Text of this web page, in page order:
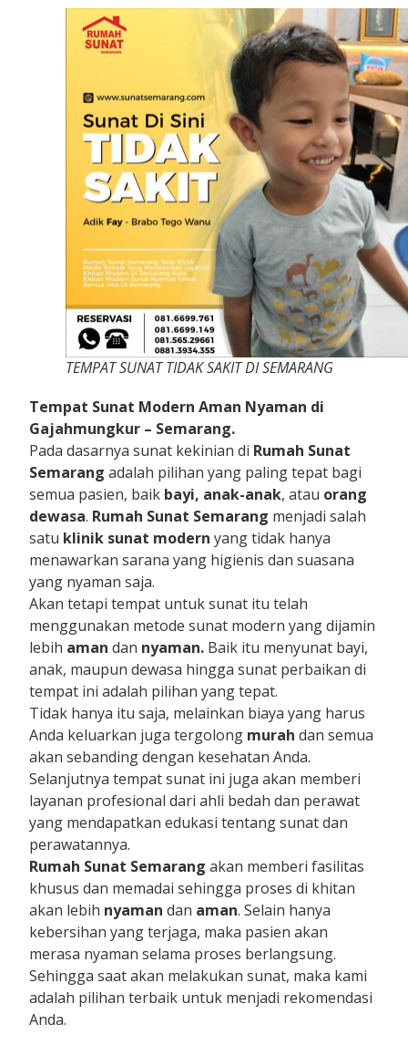
TEMPAT SUNAT TIDAK SAKIT DI SEMARANG
Tempat Sunat Modern Aman Nyaman di
Gajahmungkur – Semarang.
Pada dasarnya sunat kekinian di Rumah Sunat
Semarang adalah pilihan yang paling tepat bagi
semua pasien, baik bayi, anak-anak, atau orang
dewasa. Rumah Sunat Semarang menjadi salah
satu klinik sunat modern yang tidak hanya
menawarkan sarana yang higienis dan suasana
yang nyaman saja.
Akan tetapi tempat untuk sunat itu telah
menggunakan metode sunat modern yang dijamin
lebih amandan nyaman. Baik itu menyunat bayi,
anak, maupun dewasa hingga sunat perbaikan di
tempat ini adalah pilihan yang tepat.
Tidak hanya itu saja, melainkan biaya yang harus
Anda keluarkan juga tergolong murah dan semua
akan sebanding dengan kesehatan Anda.
Selanjutnya tempat sunat ini juga akan memberi
layanan profesional dari ahli bedah dan perawat
yang mendapatkan edukasi tentang sunat dan
perawatannya.
Rumah Sunat Semarang akan memberi fasilitas
khusus dan memadai sehingga proses di khitan
akan lebih nyaman dan aman. Selain hanya
kebersihan yang terjaga, maka pasien akan
merasa nyaman selama proses berlangsung.
Sehingga saat akan melakukan sunat, maka kami
adalah pilihan terbaik untuk menjadi rekomendasi
Anda.